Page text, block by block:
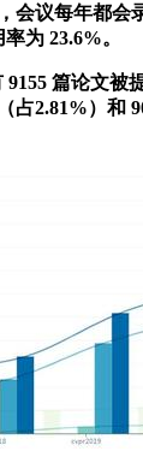
每年都会录
为 23.6%。
篇论文被
占2.81%）和